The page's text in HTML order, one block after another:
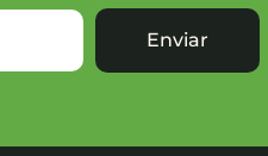
Enviar